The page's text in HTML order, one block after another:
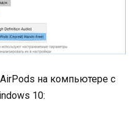
на компьютере с
10: